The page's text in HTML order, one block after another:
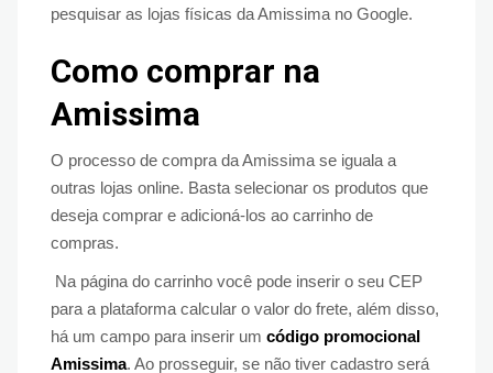
pesquisar as lojas físicas da Amissima no Google.
Como comprar na
Amissima
O processo de compra da Amissima se iguala a
outras lojas online. Basta selecionar os produtos que
deseja comprar e adicioná-los ao carrinho de
compras.
Na página do carrinho você pode inserir o seu CEP
para a plataforma calcular o valor do frete, além disso,
há um campo para inserir um código promocional
Amissima. Ao prosseguir, se não tiver cadastro será